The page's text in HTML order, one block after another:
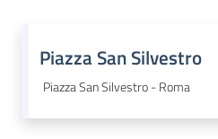
Piazza San Silvestro
Piazza San Silvestro - Roma